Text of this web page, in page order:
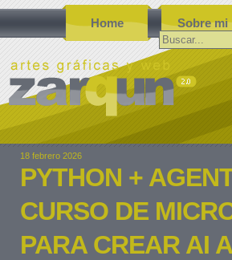
Home Sobre mi
Buscar:
18 febrero 2026
PYTHON +
CURSO DE
PARA CREAR AI